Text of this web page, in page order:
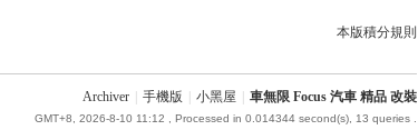
本版積分規則
Archiver 手機版 小黑屋 車無限 Focus 汽車 精品 改裝
GMT+8, 2026-8-10 11:12 , Processed in 0.014344 second(s), 13 queries .